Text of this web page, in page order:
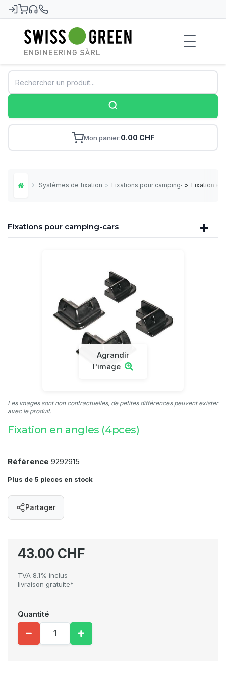
Swiss-Green
Mon panier 0.00 CHF
Home Systèmes de fixation > Fixations pour camping-cars
> Fixation en
Fixations pour camping-cars
Agrandir
l'image
Les images sont non contractuelles, de petites différences peuvent exister
avec le produit.
Fixation en angles (4pces)
Référence 9292915
Plus de 5 pieces en stock
Partager
43.00 CHF
TVA 8.1% inclus
livraison gratuite*
Quantité